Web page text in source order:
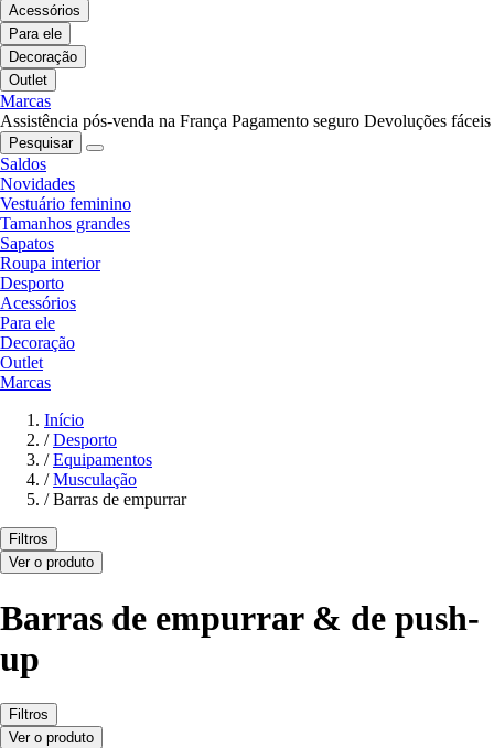
Acessórios
Para ele
Decoração
Outlet
Marcas
Assistência pós-venda na França Pagamento seguro Devoluções fáceis
Pesquisar
Saldos
Novidades
Vestuário feminino
Tamanhos grandes
Sapatos
Roupa interior
Desporto
Acessórios
Para ele
Decoração
Outlet
Marcas
Início
/ Desporto
/ Equipamentos
/ Musculação
/ Barras de empurrar
Filtros
Ver o produto
Barras de empurrar & de push-
up
Filtros
Ver o produto